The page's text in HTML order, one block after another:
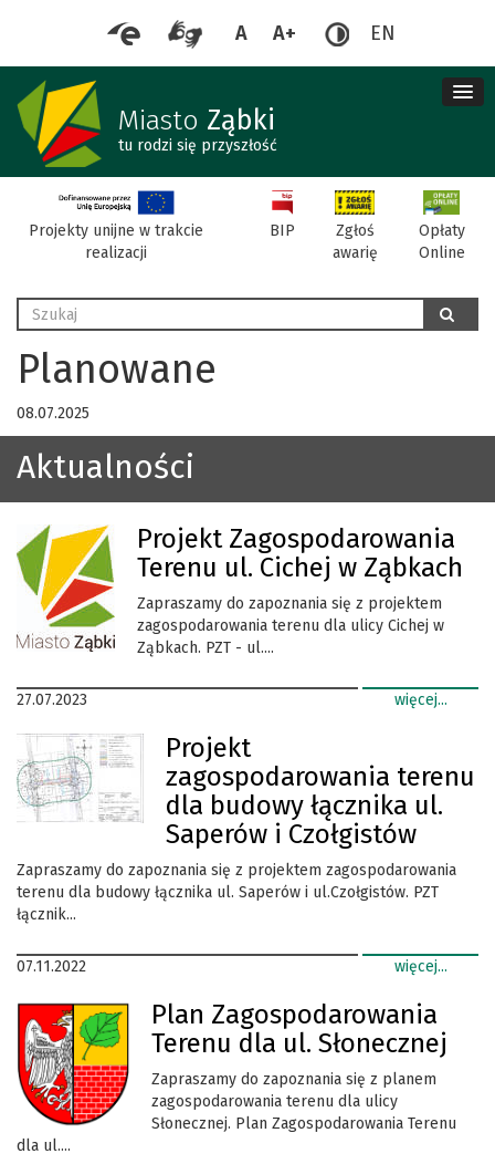
A A+ EN
Miasto Ząbki
tu rodzi się przyszłość
Projekty unijne w trakcie
realizacji
BIP
Zgłoś
awarię
Opłaty
Online
Wyszukaj szukaj
Planowane
08.07.2025
Aktualności
Projekt Zagospodarowania
Terenu ul. Cichej w Ząbkach
Zapraszamy do zapoznania się z projektem
zagospodarowania terenu dla ulicy Cichej w
Ząbkach. PZT - ul....
27.07.2023 więcej...
Projekt
zagospodarowania terenu
dla budowy łącznika ul.
Saperów i Czołgistów
Zapraszamy do zapoznania się z projektem zagospodarowania
terenu dla budowy łącznika ul. Saperów i ul.Czołgistów. PZT
łącznik...
07.11.2022 więcej...
Plan Zagospodarowania
Terenu dla ul. Słonecznej
Zapraszamy do zapoznania się z planem
zagospodarowania terenu dla ulicy
Słonecznej. Plan Zagospodarowania Terenu
dla ul....